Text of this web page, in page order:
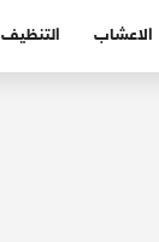
الاعشاب التنظيف